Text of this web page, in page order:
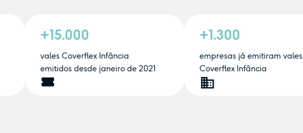
+15.000
vales Coverflex Infância
emitidos desde janeiro de 2021
+1.300
empresas já emitiram vales
Coverflex Infância